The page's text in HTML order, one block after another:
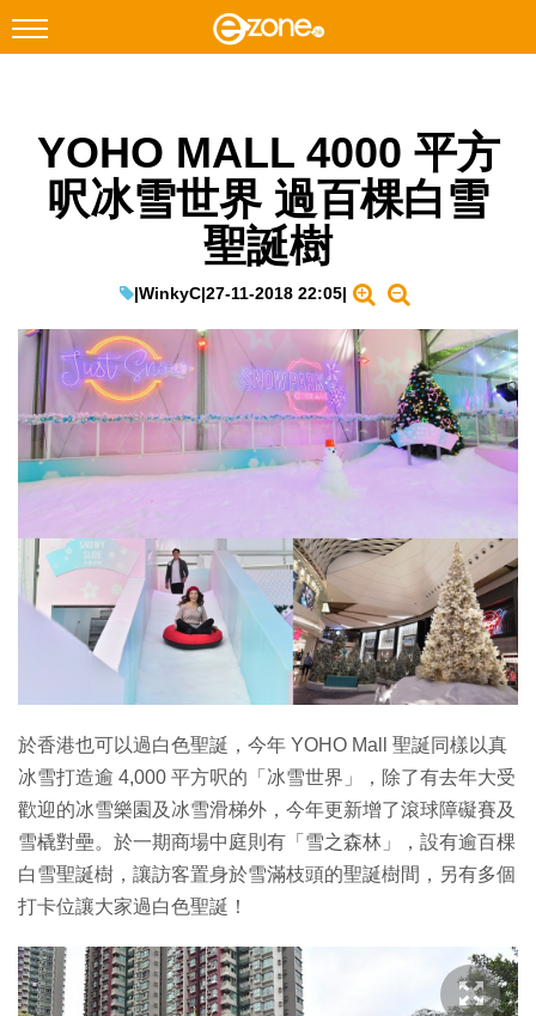
Facebook Instagram
科技焦點
教學評測
EduTech
IT Times
生成式AI與雲端應用
特集
YOHO MALL 4000 平方
呎冰雪世界 過百棵白雪
聖誕樹
|WinkyC|27-11-2018 22:05|
於香港也可以過白色聖誕，今年 YOHO Mall 聖誕同樣以真
冰雪打造逾 4,000 平方呎的「冰雪世界」，除了有去年大受
歡迎的冰雪樂園及冰雪滑梯外，今年更新增了滾球障礙賽及
雪橇對壘。於一期商場中庭則有「雪之森林」，設有逾百棵
白雪聖誕樹，讓訪客置身於雪滿枝頭的聖誕樹間，另有多個
打卡位讓大家過白色聖誕！